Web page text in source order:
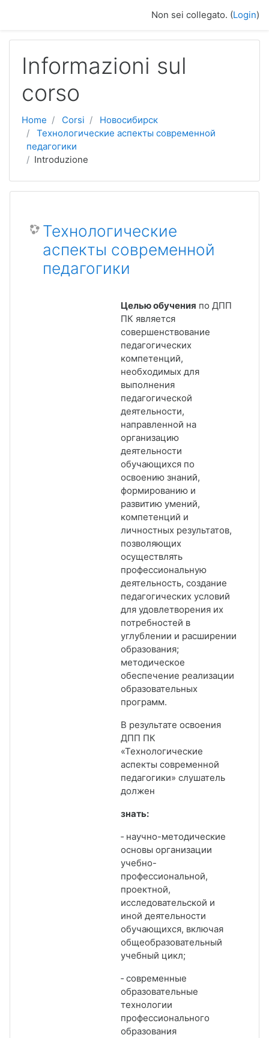
Non sei collegato. (Login)
Informazioni sul
corso
Home Corsi
Новосибирск
Технологические аспекты современной
педагогики
Introduzione
Технологические
аспекты современной
педагогики
Целью обучения по ДПП
ПК является
совершенствование
педагогических
компетенций,
необходимых для
выполнения
педагогической
деятельности,
направленной на
организацию
деятельности
обучающихся по
освоению знаний,
формированию и
развитию умений,
компетенций и
личностных результатов,
позволяющих
осуществлять
профессиональную
деятельность, создание
педагогических условий
для удовлетворения их
потребностей в
углублении и расширении
образования;
методическое
обеспечение реализации
образовательных
программ.
В результате освоения
ДПП ПК
«Технологические
аспекты современной
педагогики» слушатель
должен
знать:
‑ научно-методические
основы организации
учебно-
профессиональной,
проектной,
исследовательской и
иной деятельности
обучающихся, включая
общеобразовательный
учебный цикл;
‑ современные
образовательные
технологии
профессионального
образования